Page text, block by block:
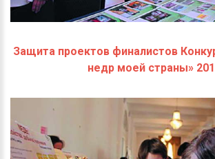
Защита проектов финалистов
недр моей страны»